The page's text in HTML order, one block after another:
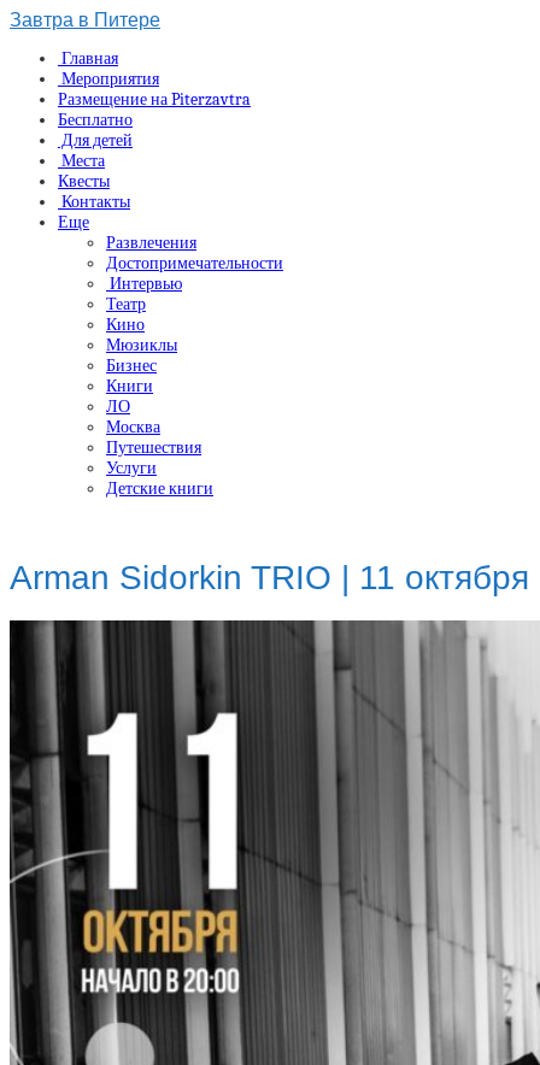
Завтра в Питере
Главная
Мероприятия
Размещение на Piterzavtra
Бесплатно
Для детей
Места
Квесты
Контакты
Еще
Развлечения
Достопримечательности
Интервью
Театр
Кино
Мюзиклы
Бизнес
Книги
ЛО
Москва
Путешествия
Услуги
Детские книги
Arman Sidorkin TRIO | 11 октября